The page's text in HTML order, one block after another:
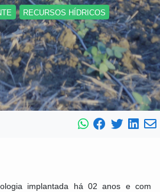
RECURSOS HÍDRICOS
implantada há 02 anos e com